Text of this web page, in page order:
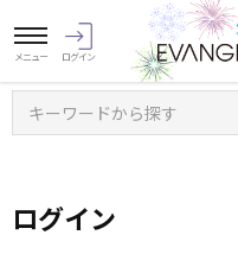
キーワードから探す
ログイン